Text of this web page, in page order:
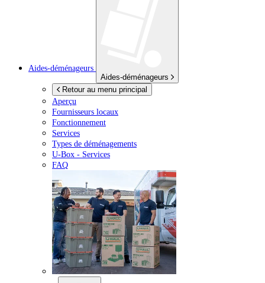
Aides-déménageurs
Aides-déménageurs
Retour au menu principal
Aperçu
Fournisseurs locaux
Fonctionnement
Services
Types de déménagements
U-Box - Services
FAQ